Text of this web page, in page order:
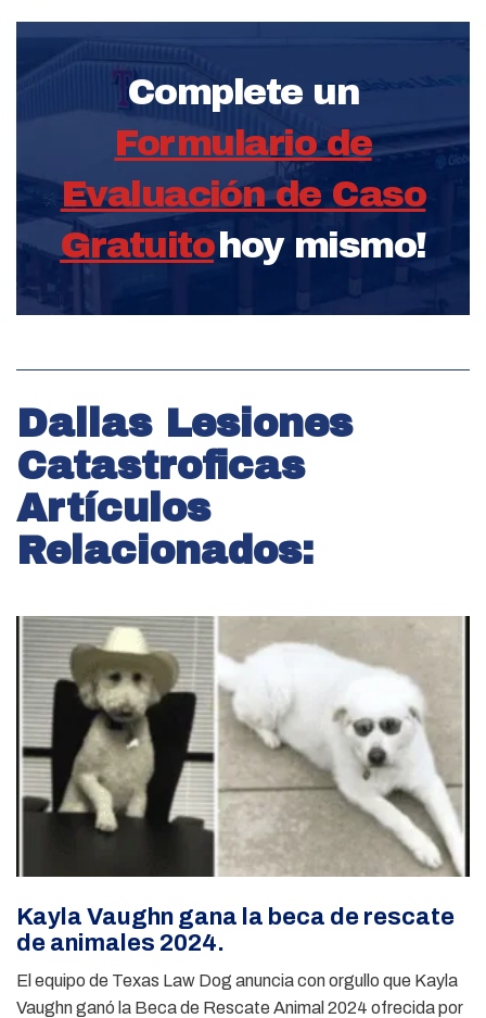
Complete un
Formulario de
Evaluación de Caso
Gratuitohoy mismo!
Dallas Lesiones
Catastroficas
Artículos
Relacionados:
Kayla Vaughn gana la beca de rescate
de animales 2024.
El equipo de Texas Law Dog anuncia con orgullo que Kayla
Vaughn ganó la Beca de Rescate Animal 2024 ofrecida por